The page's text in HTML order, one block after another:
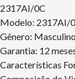
2317AI/0C
Modelo: 2317AI/
Gênero: Masculino
Garantia: 12
Características